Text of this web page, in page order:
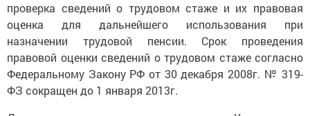
проверка сведений о трудовом стаже и их правовая
оценка для дальнейшего использования при
назначении трудовой пенсии. Срок проведения
правовой оценки сведений о трудовом стаже согласно
Федеральному Закону РФ от 30 декабря 2008г. № 319-
ФЗ сокращен до 1 января 2013г.